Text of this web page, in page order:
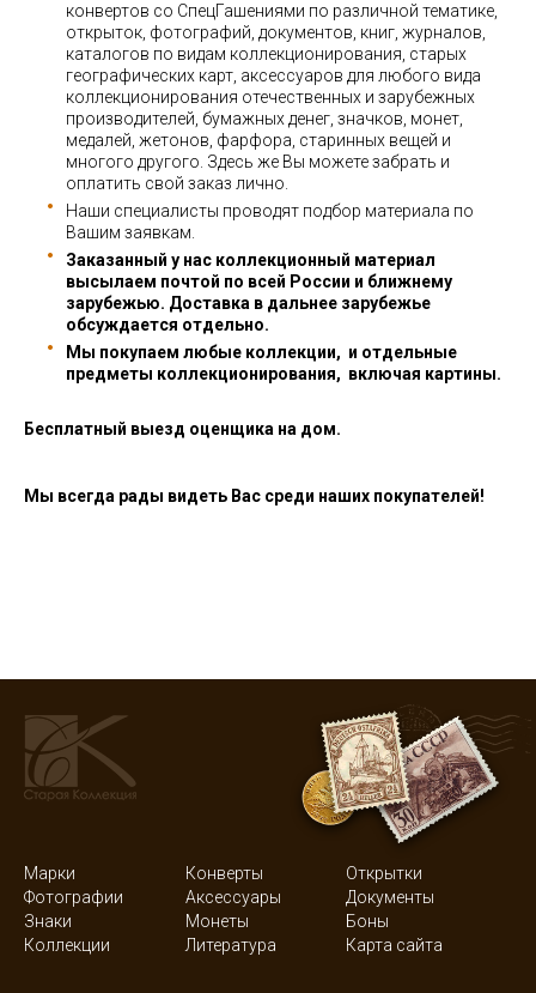
конвертов со СпецГашениями по различной тематике,
открыток, фотографий, документов, книг, журналов,
каталогов по видам коллекционирования, старых
географических карт, аксессуаров для любого вида
коллекционирования отечественных и зарубежных
производителей, бумажных денег, значков, монет,
медалей, жетонов, фарфора, старинных вещей и
многого другого. Здесь же Вы можете забрать и
оплатить свой заказ лично.
Наши специалисты проводят подбор материала по
Вашим заявкам.
Заказанный у нас коллекционный материал
высылаем почтой по всей России и ближнему
зарубежью. Доставка в дальнее зарубежье
обсуждается отдельно.
Мы покупаем любые коллекции, и отдельные
предметы коллекционирования, включая картины.
Бесплатный выезд оценщика на дом.
Мы всегда рады видеть Вас среди наших покупателей!
Марки Конверты
Открытки
Фотографии
Аксессуары
Документы
Знаки
Монеты
Боны
Коллекции
Литература Карта сайта